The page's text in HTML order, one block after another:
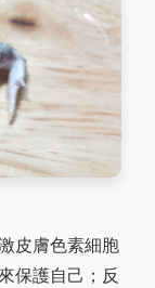
皮膚色素細胞
保護自己；反